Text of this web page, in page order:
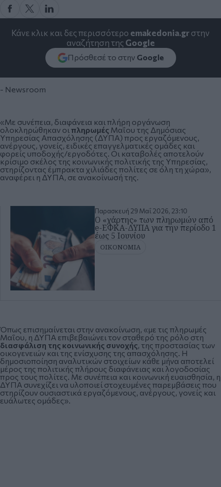
Κάνε κλικ και δες περισσότερο emakedonia.grστην
αναζήτηση της Google
Πρόσθεσέ το στην Google
- Newsroom
«Με συνέπεια, διαφάνεια και πλήρη οργάνωση
ολοκληρώθηκαν οιπληρωμές Μαΐου της Δημόσιας
Υπηρεσίας Απασχόλησης (ΔΥΠΑ) προς εργαζόμενους,
ανέργους, γονείς, ειδικές επαγγελματικές ομάδες και
φορείς υποδοχής/εργοδότες. Οι καταβολές αποτελούν
κρίσιμο σκέλος της κοινωνικής πολιτικής της Υπηρεσίας,
στηρίζοντας έμπρακτα χιλιάδες πολίτες σε όλη τη χώρα»,
αναφέρει η ΔΥΠΑ, σε ανακοίνωσή της.
Παρασκευή 29 Μαΐ 2026, 23:10
Ο «χάρτης» των πληρωμών από
e-ΕΦΚΑ-ΔΥΠΑ για την περίοδο 1
έως 5 Iουνίου
ΟΙΚΟΝΟΜΙΑ
Όπως επισημαίνεται στην ανακοίνωση, «με τις πληρωμές
Μαΐου, η ΔΥΠΑ επιβεβαιώνει τον σταθερό της ρόλο στη
διασφάλιση της κοινωνικής συνοχής, της προστασίας των
οικογενειών και της ενίσχυσης της απασχόλησης. Η
δημοσιοποίηση αναλυτικών στοιχείων κάθε μήνα αποτελεί
μέρος της πολιτικής πλήρους διαφάνειας και λογοδοσίας
προς τους πολίτες. Με συνέπεια και κοινωνική ευαισθησία, η
ΔΥΠΑ συνεχίζει να υλοποιεί στοχευμένες παρεμβάσεις που
στηρίζουν ουσιαστικά εργαζόμενους, ανέργους, γονείς και
ευάλωτες ομάδες».